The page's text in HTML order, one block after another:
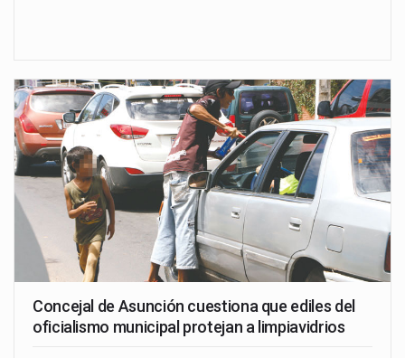
Concejal de Asunción cuestiona que ediles del
oficialismo municipal protejan a limpiavidrios